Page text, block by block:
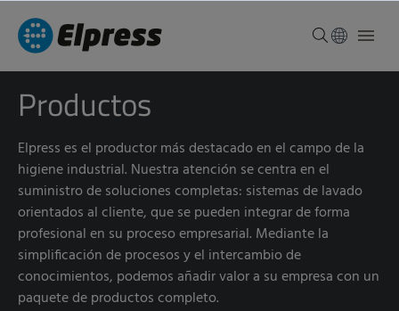
Productos
Elpress es el productor más destacado en el campo de la
higiene industrial. Nuestra atención se centra en el
suministro de soluciones completas: sistemas de lavado
orientados al cliente, que se pueden integrar de forma
profesional en su proceso empresarial. Mediante la
simplificación de procesos y el intercambio de
conocimientos, podemos añadir valor a su empresa con un
paquete de productos completo.